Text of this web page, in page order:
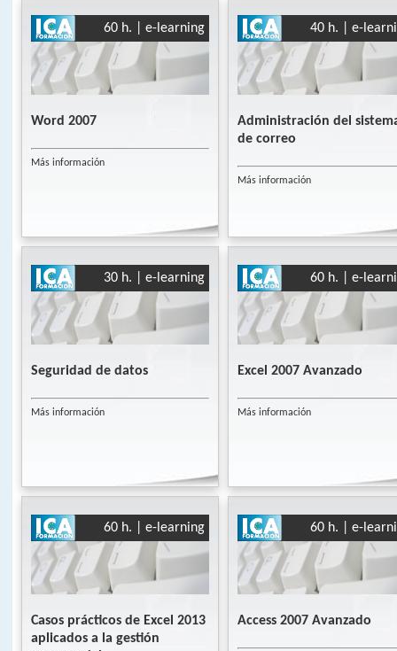
60 h. | e-learning
Word 2007
Más información
40 h. | e-
Administración del
de correo
Más información
30 h. | e-learning
Seguridad de datos
Más información
60 h. | e-
Excel 2007 Avanzado
Más información
60 h. | e-learning
Casos prácticos de Excel 2013
aplicados a la gestión
60 h. | e-
Access 2007 Avanzado